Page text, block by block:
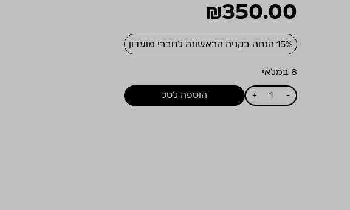
₪350.00
15% הנחה בקניה הראשונה לחברי מועדון
8 במלאי
-
כמות
של
+ הוספה לסל